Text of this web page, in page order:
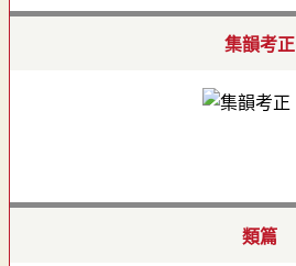
集韻考正
類篇